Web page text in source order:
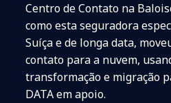
Centro de Contato na
como esta seguradora
Suíça e de longa data,
contato para a nuvem,
transformação e migração
DATA em apoio.